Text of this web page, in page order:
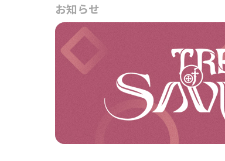
お知らせ